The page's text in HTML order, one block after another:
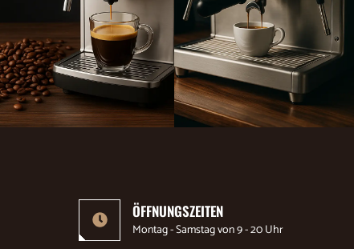
ÖFFNUNGSZEITEN
Montag - Samstag von 9 - 20 Uhr